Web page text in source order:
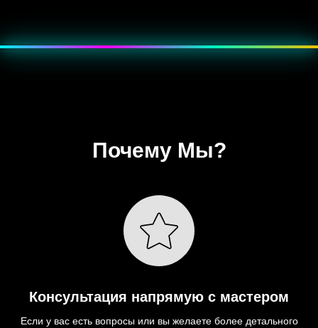
???? Эффект — мягкое пульсирующее свечение, как неоновая
Почему Мы?
Консультация напрямую с мастером
Если у вас есть вопросы или вы желаете более детального